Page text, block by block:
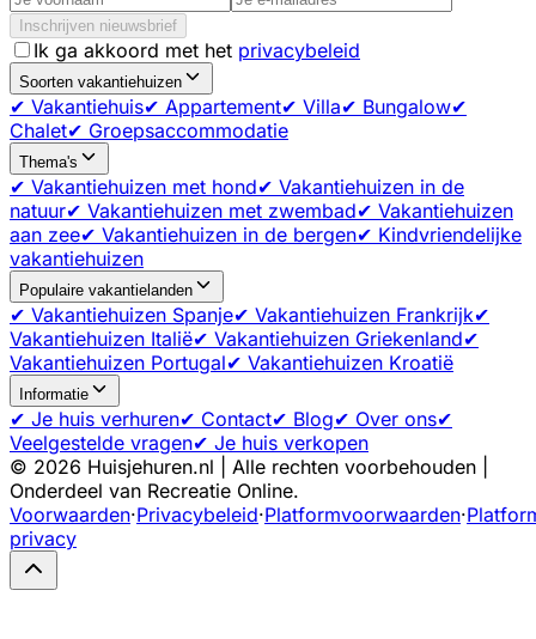
Inschrijven nieuwsbrief
Ik ga akkoord met het privacybeleid
Soorten vakantiehuizen
✔ Vakantiehuis✔ Appartement✔ Villa✔ Bungalow✔
Chalet✔ Groepsaccommodatie
Thema's
✔ Vakantiehuizen met hond✔ Vakantiehuizen in de
natuur✔ Vakantiehuizen met zwembad✔ Vakantiehuizen
aan zee✔ Vakantiehuizen in de bergen✔ Kindvriendelijke
vakantiehuizen
Populaire vakantielanden
✔ Vakantiehuizen Spanje✔ Vakantiehuizen Frankrijk✔
Vakantiehuizen Italië✔ Vakantiehuizen Griekenland✔
Vakantiehuizen Portugal✔ Vakantiehuizen Kroatië
Informatie
✔ Je huis verhuren✔ Contact✔ Blog✔ Over ons✔
Veelgestelde vragen✔ Je huis verkopen
© 2026 Huisjehuren.nl | Alle rechten voorbehouden |
Onderdeel van Recreatie Online.
Voorwaarden·Privacybeleid·Platformvoorwaarden·
privacy